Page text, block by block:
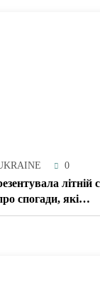
0
літній
спогади, які